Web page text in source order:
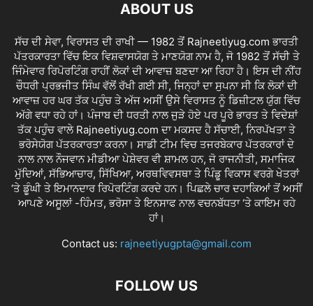
ABOUT US
ਸੱਚ ਦੀ ਸੇਵਾ, ਵਿਰਾਸਤ ਦੀ ਰਾਖੀ — 1982 ਤੋਂ Rajneetiyug.com ਭਾਰਤੀ
ਪੱਤਰਕਾਰਤਾ ਵਿੱਚ ਇਕ ਵਿਸ਼ਵਾਸਯੋਗ ਤੇ ਮਾਣਯੋਗ ਨਾਮ ਹੈ, ਜੋ 1982 ਤੋਂ ਸੱਚੀ ਤੇ
ਜਿੰਮੇਵਾਰ ਰਿਪੋਰਟਿੰਗ ਰਾਹੀਂ ਲੋਕਾਂ ਦੀ ਆਵਾਜ਼ ਬਣਦਾ ਆ ਰਿਹਾ ਹੈ। ਇਸ ਦੀ ਨੀਂਹ
ਚੌਧਰੀ ਪ੍ਰਭਜੀਤ ਸਿੰਘ ਵੱਲੋਂ ਰੱਖੀ ਗਈ ਸੀ, ਜਿਨ੍ਹਾਂ ਦਾ ਸੁਪਨਾ ਸੀ ਕਿ ਲੋਕਾਂ ਦੀ
ਆਵਾਜ਼ ਹਰ ਘਰ ਤੱਕ ਪਹੁੰਚ ਤੇ ਅੱਜ ਅਸੀਂ ਉਸੇ ਵਿਰਾਸਤ ਨੂੰ ਡਿਜ਼ੀਟਲ ਯੁੱਗ ਵਿੱਚ
ਅੱਗੇ ਵਧਾ ਰਹੇ ਹਾਂ। ਪੰਜਾਬ ਦੀ ਧਰਤੀ ਨਾਲ ਜੁੜੇ ਹੋਏ ਪਰ ਪੂਰੇ ਭਾਰਤ ਤੇ ਵਿਦੇਸ਼ਾਂ
ਤੱਕ ਪਹੁੰਚ ਵਾਲੇ Rajneetiyug.com ਦਾ ਮਕਸਦ ਹੈ ਸੱਚਾਈ, ਨਿਰਪੱਖਤਾ ਤੇ
ਭਰੋਸੇਯੋਗ ਪੱਤਰਕਾਰਤਾ ਕਰਨਾ। ਸਾਡੀ ਟੀਮ ਵਿਚ ਤਜਰਬੇਕਾਰ ਪੱਤਰਕਾਰਾਂ ਦੇ
ਨਾਲ ਨਾਲ ਨੌਜਵਾਨ ਮੀਡੀਆ ਪੇਸ਼ੇਵਰ ਵੀ ਸ਼ਾਮਲ ਹਨ, ਜੋ ਰਾਜਨੀਤੀ, ਸਮਾਜਿਕ
ਮੁੱਦਿਆਂ, ਸੱਭਿਆਚਾਰ, ਸਿੱਖਿਆ, ਅਰਥਵਿਵਸਥਾ ਤੇ ਪਿੰਡੂ ਵਿਕਾਸ ਵਰਗੇ ਖੇਤਰਾਂ
‘ਤੇ ਡੂੰਘੀ ਤੇ ਇਮਾਨਦਾਰ ਰਿਪੋਰਟਿੰਗ ਕਰਦੇ ਹਨ। ਪਿਛਲੇ ਚਾਰ ਦਹਾਕਿਆਂ ਤੋਂ ਅਸੀਂ
ਆਪਣੇ ਅਸੂਲਾਂ -ਹਿੰਮਤ, ਭਰੋਸਾ ਤੇ ਇਨਸਾਫ ਨਾਲ ਵਚਨਬੱਧਤਾ ‘ਤੇ ਕਾਇਮ ਰਹੇ
ਹਾਂ।
Contact us: rajneetiyugpta@gmail.com
FOLLOW US